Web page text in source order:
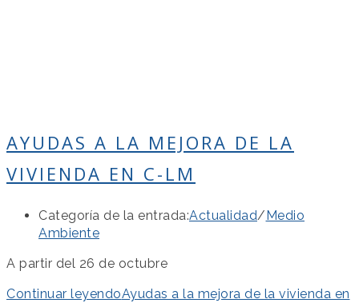
AYUDAS A LA MEJORA DE LA
VIVIENDA EN C-LM
Categoría de la entrada:Actualidad/ Medio
Ambiente
A partir del 26 de octubre
Continuar leyendoAyudas a la mejora de la vivienda en